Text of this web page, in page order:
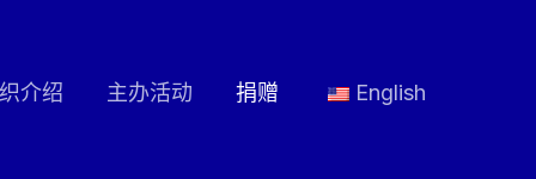
介绍 主办活动 捐赠 English